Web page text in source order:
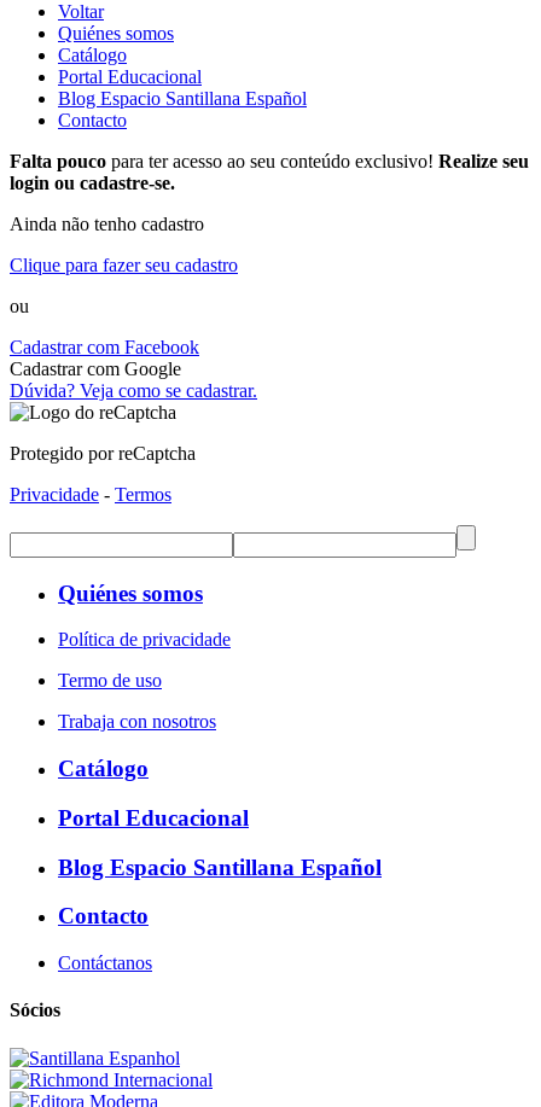
Voltar
Quiénes somos
Catálogo
Portal Educacional
Blog Espacio Santillana Español
Contacto
Falta pouco para ter acesso ao seu conteúdo exclusivo! Realize seu
login ou cadastre-se.
Ainda não tenho cadastro
Clique para fazer seu cadastro
ou
Cadastrar com Facebook
Cadastrar com Google
Dúvida? Veja como se cadastrar.
Protegido por reCaptcha
Privacidade - Termos
Quiénes somos
Política de privacidade
Termo de uso
Trabaja con nosotros
Catálogo
Portal Educacional
Blog Espacio Santillana Español
Contacto
Contáctanos
Sócios